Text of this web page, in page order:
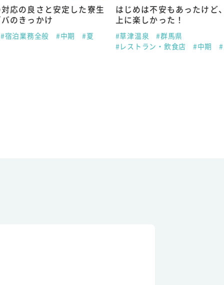
応の良さと安定した寮生
のきっかけ
#宿泊業務全般 #中期 #夏
はじめは不安もあったけど
上に楽しかった！
#草津温泉
#群馬県
#レストラン・飲食店
#中期